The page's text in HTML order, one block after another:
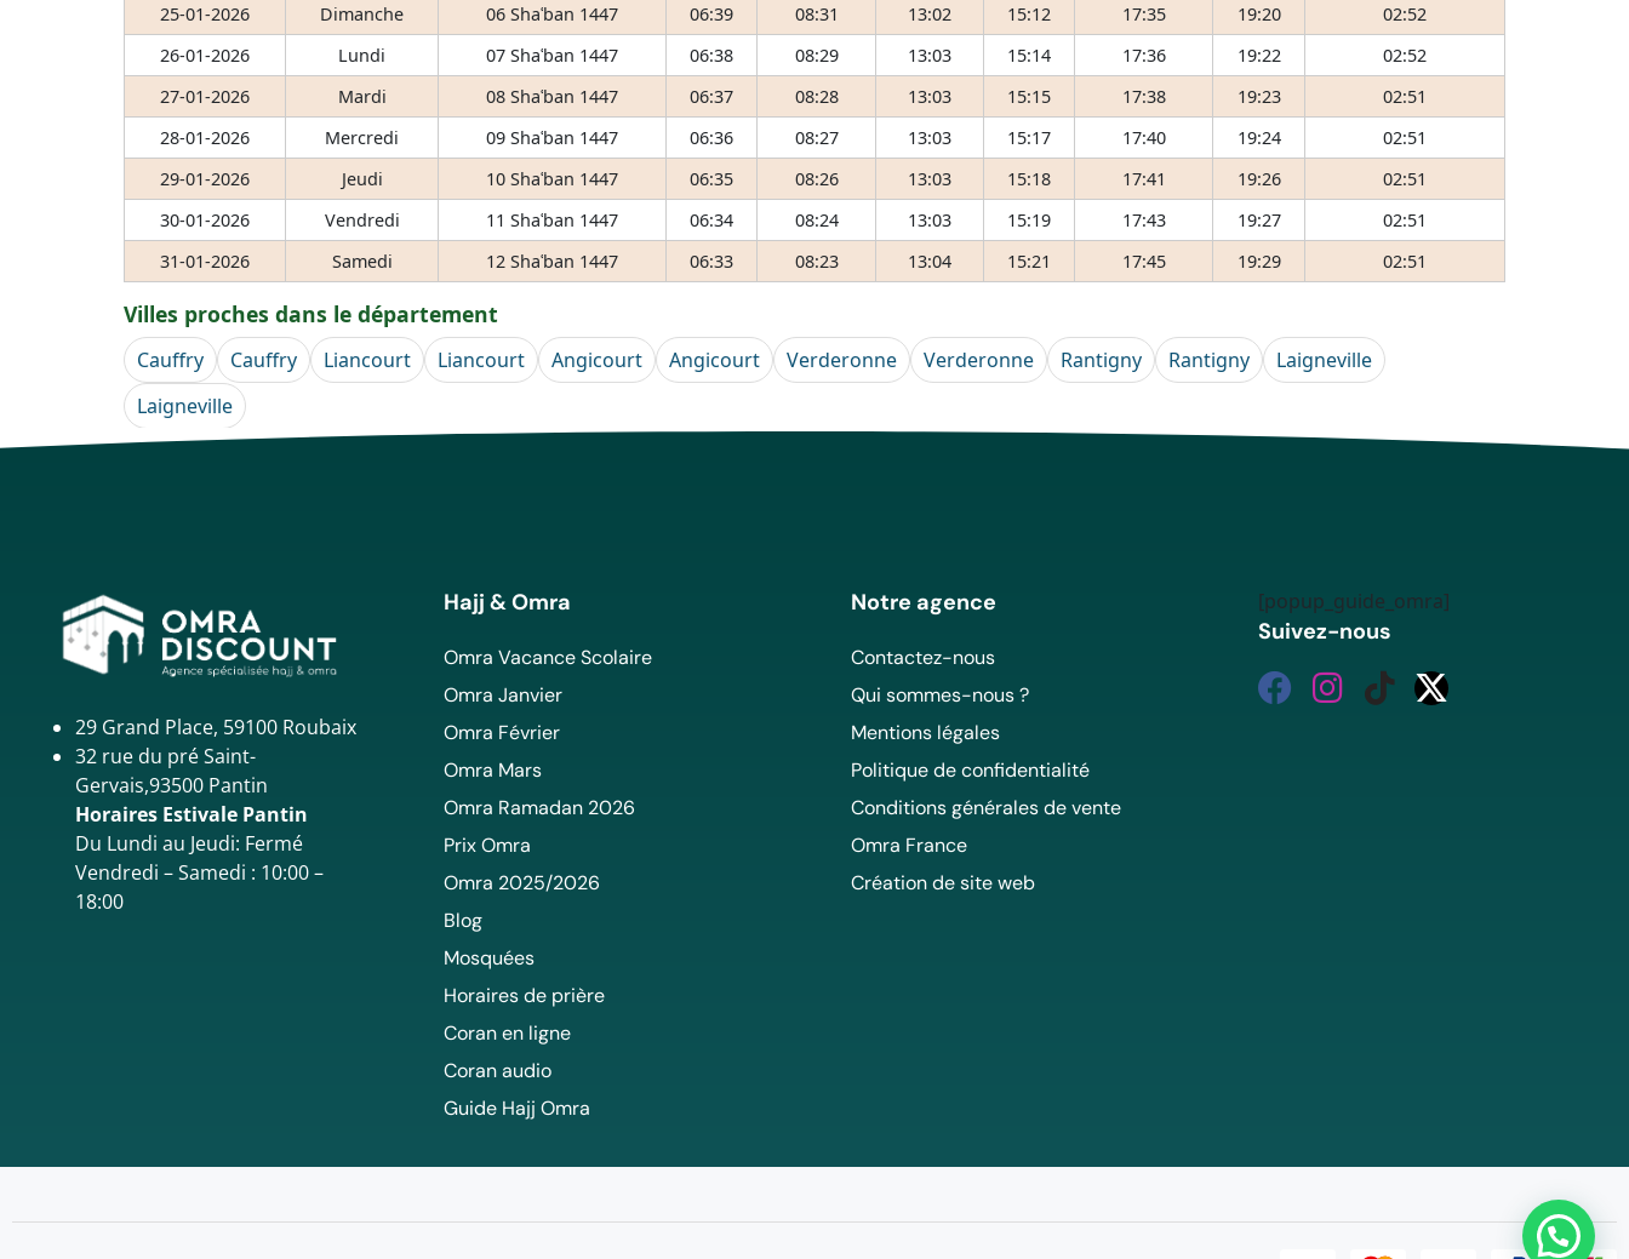
25-01-2026
Dimanche 06 Shaʿban 1447 06:39 08:31 13:02 15:12 17:35 19:20
02:52
26-01-2026
Lundi 07 Shaʿban 1447 06:38 08:29 13:03 15:14 17:36 19:22
02:52
27-01-2026
Mardi 08 Shaʿban 1447 06:37 08:28 13:03 15:15 17:38 19:23
02:51
28-01-2026
Mercredi 09 Shaʿban 1447 06:36 08:27 13:03 15:17 17:40 19:24
02:51
29-01-2026
Jeudi 10 Shaʿban 1447 06:35 08:26 13:03 15:18 17:41 19:26
02:51
30-01-2026
Vendredi 11 Shaʿban 1447 06:34 08:24 13:03 15:19 17:43 19:27
02:51
31-01-2026
Samedi 12 Shaʿban 1447 06:33 08:23 13:04 15:21 17:45 19:29 02:51
Villes proches dans le département
Cauffry Cauffry Liancourt Liancourt Angicourt Angicourt Verderonne Verderonne Rantigny Rantigny
Laigneville
Laigneville
29 Grand Place, 59100 Roubaix
32 rue du pré Saint-
Gervais,93500 Pantin
Horaires Estivale Pantin
Du Lundi au Jeudi: Fermé
Vendredi – Samedi : 10:00 –
18:00
Hajj & Omra
Omra Vacance Scolaire
Omra Janvier
Omra Février
Omra Mars
Omra Ramadan 2026
Prix Omra
Omra 2025/2026
Blog
Mosquées
Horaires de prière
Coran en ligne
Coran audio
Guide Hajj Omra
Notre agence
Contactez-nous
Qui sommes-nous ?
Mentions légales
Politique de confidentialité
Conditions générales de vente
Omra France
Création de site web
[popup_guide_omra]
Suivez-nous